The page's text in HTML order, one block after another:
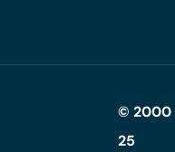
© 2000
25